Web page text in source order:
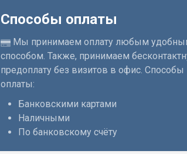
Способы оплаты
Мы принимаем оплату любым
способом. Также, принимаем
предоплату без визитов в офис. Способы
оплаты:
Банковскими картами
Наличными
По банковскому счёту